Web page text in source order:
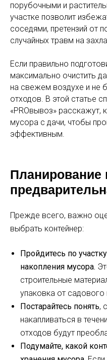
порубочными и
участке позволит
соседями, претензий от
случайных травм на
Если правильно
максимально очистить
на свежем воздухе и не
отходов. В этой статье
«PROвывоз» расскажут,
мусора с дачи, чтобы
эффективным.
Планирование
Прежде всего, важно
выбрать контейнер:
Пройдитесь по
накопления мусора.
строительные
упаковка от садового
Постарайтесь понять,
накапливаться в
отходов будут
Подумайте, какой